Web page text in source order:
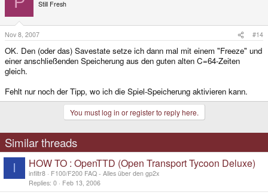
Still Fresh
Nov 8, 2007 #14
OK. Den (oder das) Savestate setze ich dann mal mit einem "Freeze" und
einer anschließenden Speicherung aus den guten alten C=64-Zeiten
gleich.
Fehlt nur noch der Tipp, wo ich die Spiel-Speicherung aktivieren kann.
You must log in or register to reply here.
Similar threads
I HOW TO : OpenTTD (Open Transport Tycoon Deluxe)
infiltr8
F100/F200 FAQ - Alles über den gp2x
Replies 0 Feb 13, 2006